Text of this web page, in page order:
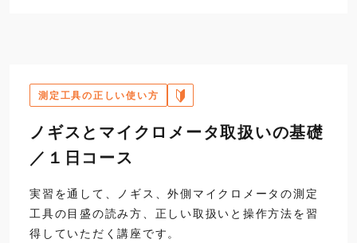
13:00
測定工具の正しい使い方
ノギスとマイクロメータ取扱いの基礎
／１日コース
実習を通して、ノギス、外側マイクロメータの測定
工具の目盛の読み方、正しい取扱いと操作方法を習
得していただく講座です。